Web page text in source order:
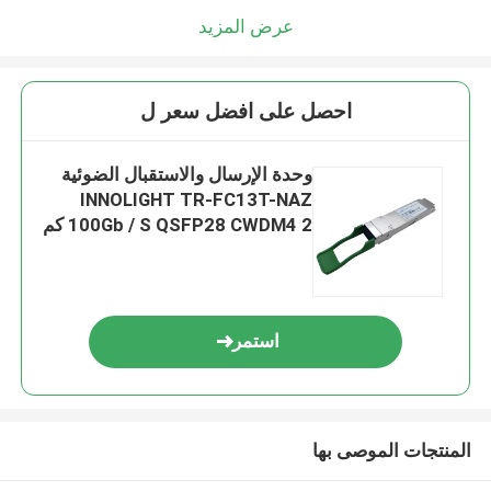
عرض المزيد
احصل على افضل سعر ل
وحدة الإرسال والاستقبال الضوئية
INNOLIGHT TR-FC13T-NAZ
100Gb / S QSFP28 CWDM4 2 كم
استمر
المنتجات الموصى بها